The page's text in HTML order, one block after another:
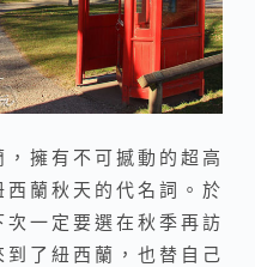
擁有不可撼動的超高
蘭秋天的代名詞。於
一定要選在秋季再訪
了紐西蘭，也替自己